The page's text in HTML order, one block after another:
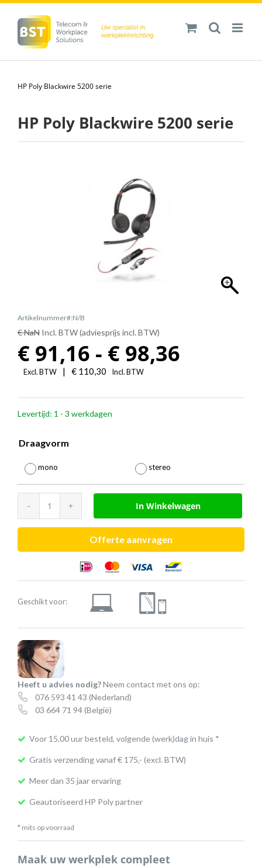
inhoud
HP Poly Blackwire 5200 serie
HP Poly Blackwire 5200 serie
Artikelnummer#:N/B
€ NaN Incl. BTW (adviesprijs incl. BTW)
€ 91,16 - € 98,36
91,16
Excl. BTW | € 110,30 Incl. BTW
Levertijd: 1 - 3 werkdagen
Draagvorm
mono stereo
Maak uw werkplek compleet
Poly
5200
aantal
In Winkelwagen
Offerte aanvragen
Geschikt voor:
Heeft u advies nodig?Neem contact met ons op:
076 593 41 43 (Nederland)
03 664 71 94(België)
Voor 15.00 uur besteld, volgende (werk)dag in huis *
Gratis verzending vanaf € 175,- (excl. BTW)
Meer dan 35 jaar ervaring
Geautoriseerd HP Poly partner
* mits op voorraad